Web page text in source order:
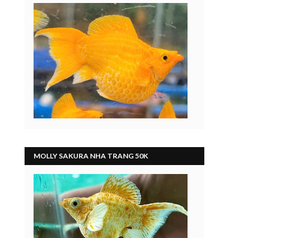
MOLLY SAKURA NHA TRANG 50K